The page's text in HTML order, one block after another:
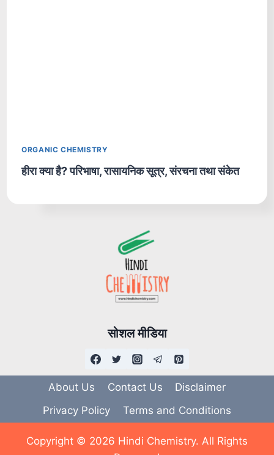
ORGANIC CHEMISTRY
हीरा क्या है? परिभाषा, रासायनिक सूत्र, संरचना तथा संकेत
सोशल मीडिया
About Us Contact Us
Disclaimer
Privacy Policy
Terms and Conditions
Copyright © 2026 Hindi Chemistry. All Rights